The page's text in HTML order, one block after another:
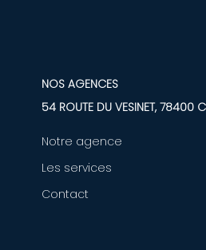
NOS AGENCES
54 ROUTE DU VESINET, 78400
Notre agence
Les services
Contact